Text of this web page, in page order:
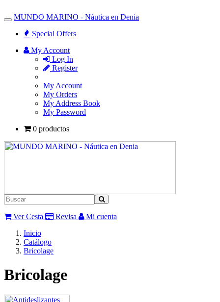
Toggle
Navigation
MUNDO MARINO - Náutica en Denia
Special Offers
My Account
Log In
Register
My Account
My Orders
My Address Book
My Password
0 productos
Ver Cesta Revisa
Mi cuenta
Inicio
Catálogo
Bricolage
Bricolage